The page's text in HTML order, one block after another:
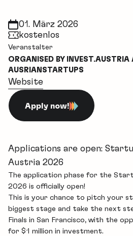
Applications are open:
Austria 2026
The application phase for the
2026 is officially open!
This is your chance to pitch your
biggest stage and take the next
Finals in San Francisco, with the
for $1 million in investment.
Apply now!
01. März 2026
kostenlos
Veranstalter
ORGANISED BY INVEST.AUSTRIA
AUSRIANSTARTUPS
Website